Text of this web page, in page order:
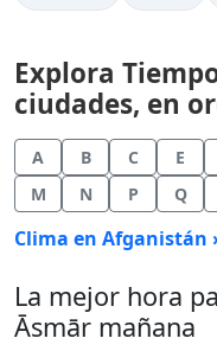
Explora
ciudades, en
A B C E
M
N P Q
Clima en Afganistán
La mejor hora
Āsmār mañana